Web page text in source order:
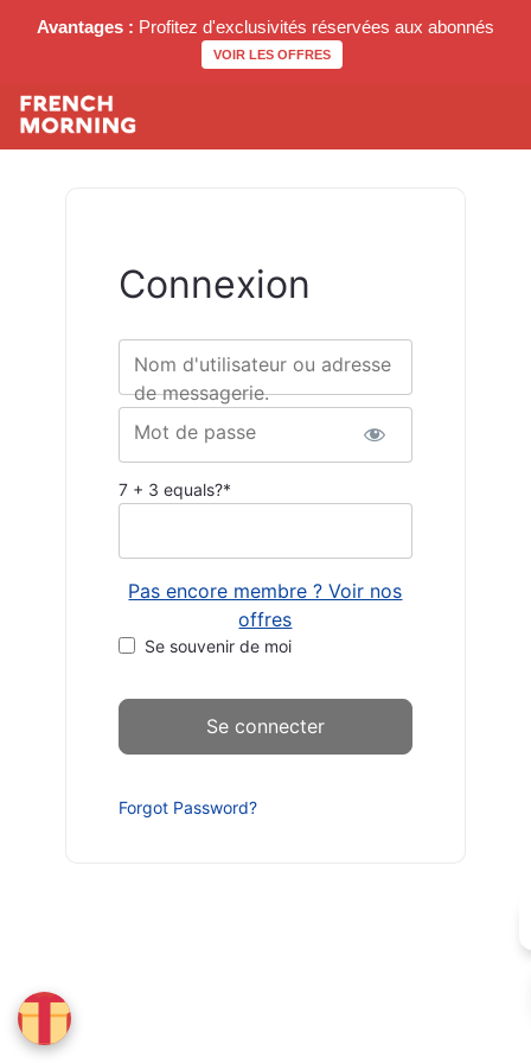
Avantages : Profitez d'exclusivités réservées aux abonnés
VOIR LES OFFRES
Connexion
Nom d'utilisateur ou adresse
de messagerie.
Mot de passe
7 + 3 equals?*
Pas encore membre ? Voir nos
offres
Se souvenir de moi
Forgot Password?